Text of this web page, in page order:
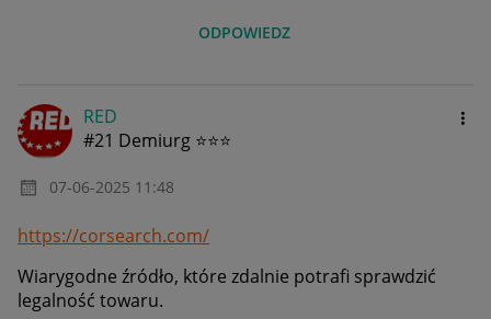
ODPOWIEDZ
RED
#21 Demiurg ⭐⭐⭐
‎07-06-2025 11:48
https://corsearch.com/
Wiarygodne źródło, które zdalnie potrafi sprawdzić
legalność towaru.